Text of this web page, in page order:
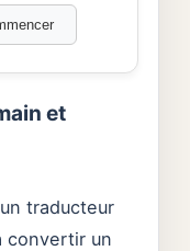
et
traducteur
convertir un